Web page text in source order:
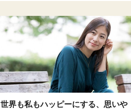
世界も私もハッピーにする、思いや